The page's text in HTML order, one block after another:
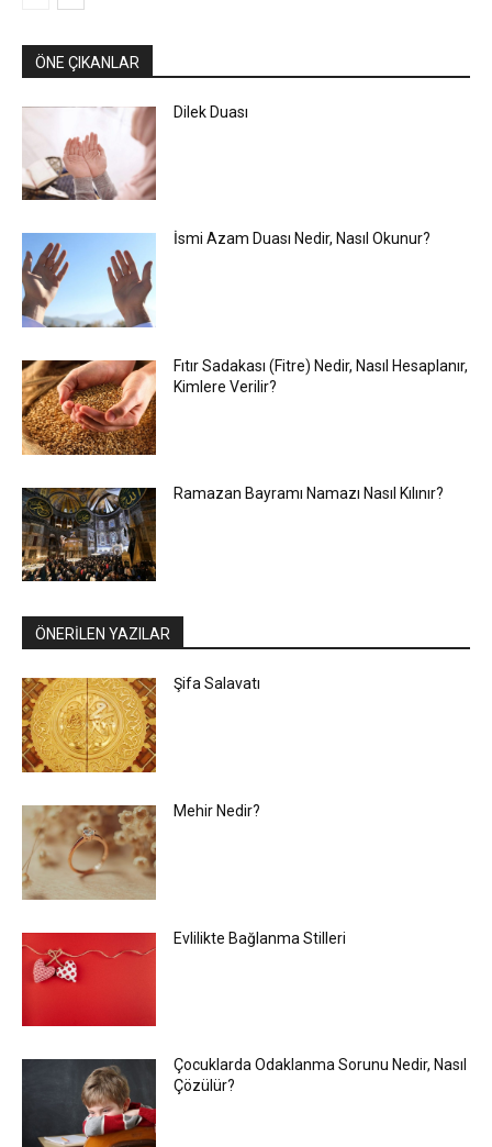
ÖNE ÇIKANLAR
Dilek Duası
İsmi Azam Duası Nedir, Nasıl Okunur?
Fıtır Sadakası (Fitre) Nedir, Nasıl Hesaplanır,
Kimlere Verilir?
Ramazan Bayramı Namazı Nasıl Kılınır?
ÖNERİLEN YAZILAR
Şifa Salavatı
Mehir Nedir?
Evlilikte Bağlanma Stilleri
Çocuklarda Odaklanma Sorunu Nedir, Nasıl
Çözülür?